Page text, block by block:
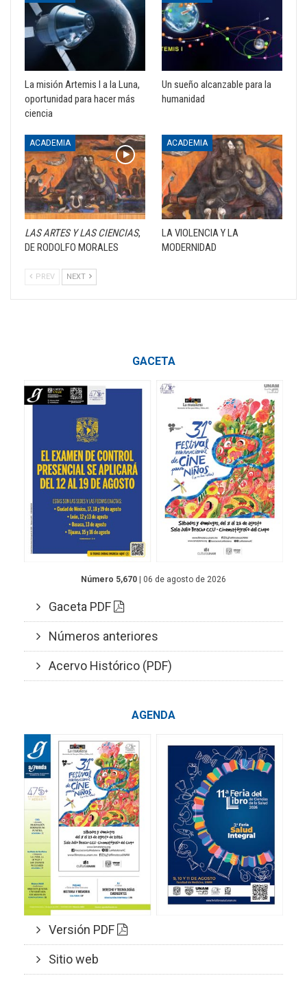
La misión Artemis I a la Luna,
oportunidad para hacer más
ciencia
Un sueño alcanzable para la
humanidad
ACADEMIA
LAS ARTES Y LAS CIENCIAS,
DE RODOLFO MORALES
ACADEMIA
LA VIOLENCIA Y LA
MODERNIDAD
PREV NEXT
GACETA
Número 5,670 | 06 de agosto de 2026
Gaceta PDF
Números anteriores
Acervo Histórico (PDF)
AGENDA
Versión PDF
Sitio web